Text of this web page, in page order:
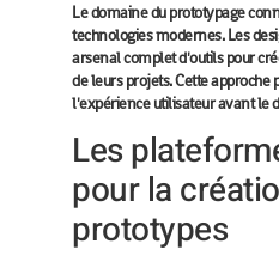
Le domaine du prototypage
technologies modernes. Les
arsenal complet d'outils pour
de leurs projets. Cette approche
l'expérience utilisateur avant le
Les
pour la
prototypes